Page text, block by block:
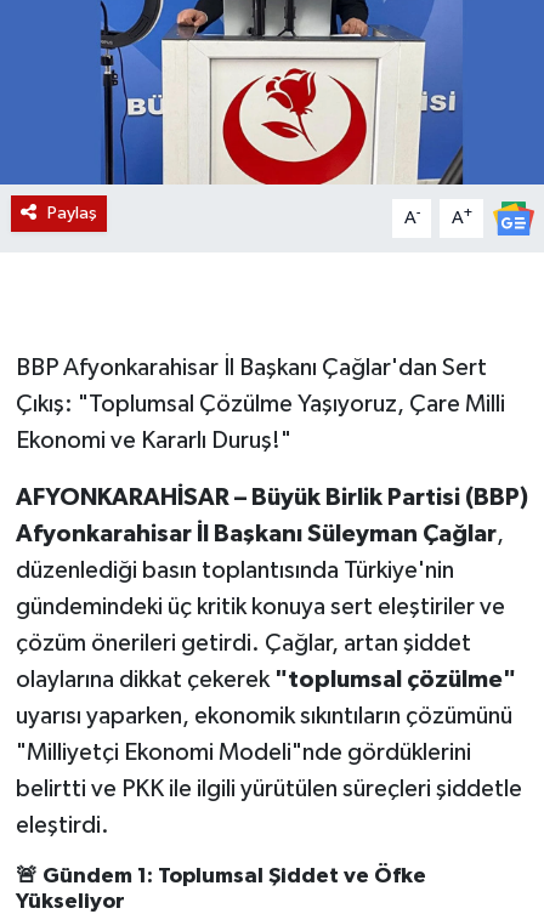
Paylaş A- A+
BBP Afyonkarahisar İl Başkanı Çağlar'dan Sert
Çıkış: "Toplumsal Çözülme Yaşıyoruz, Çare Milli
Ekonomi ve Kararlı Duruş!"
AFYONKARAHİSAR – Büyük Birlik Partisi (BBP)
Afyonkarahisar İl Başkanı Süleyman Çağlar,
düzenlediği basın toplantısında Türkiye'nin
gündemindeki üç kritik konuya sert eleştiriler ve
çözüm önerileri getirdi. Çağlar, artan şiddet
olaylarına dikkat çekerek "toplumsal çözülme"
uyarısı yaparken, ekonomik sıkıntıların çözümünü
"Milliyetçi Ekonomi Modeli"nde gördüklerini
belirtti ve PKK ile ilgili yürütülen süreçleri şiddetle
eleştirdi.
🚨 Gündem 1: Toplumsal Şiddet ve Öfke
Yükseliyor